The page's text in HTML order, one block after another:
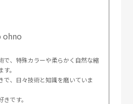
ohno
で、特殊カラーや柔らかく自然な縮
。
で、日々技術と知識を磨いていま
です。